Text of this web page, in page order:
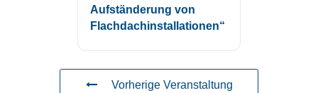
Aufständerung von
Flachdachinstallationen“
Vorherige Veranstaltung